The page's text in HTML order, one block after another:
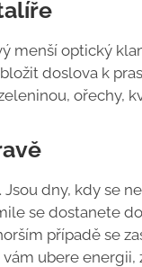
menší optický
doslova k
ořechy,
dny, kdy se
se dostanete
případě se
ubere